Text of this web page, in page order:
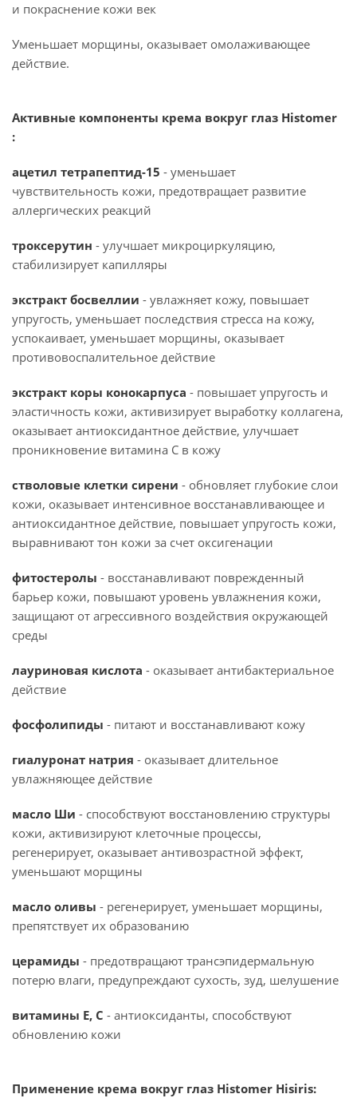
и покраснение кожи век
Уменьшает морщины, оказывает омолаживающее
действие.
Активные компоненты крема вокруг глаз Histomer
:
ацетил тетрапептид-15 - уменьшает
чувствительность кожи, предотвращает развитие
аллергических реакций
троксерутин - улучшает микроциркуляцию,
стабилизирует капилляры
экстракт босвеллии - увлажняет кожу, повышает
упругость, уменьшает последствия стресса на кожу,
успокаивает, уменьшает морщины, оказывает
противовоспалительное действие
экстракт коры конокарпуса - повышает упругость и
эластичность кожи, активизирует выработку коллагена,
оказывает антиоксидантное действие, улучшает
проникновение витамина С в кожу
стволовые клетки сирени - обновляет глубокие слои
кожи, оказывает интенсивное восстанавливающее и
антиоксидантное действие, повышает упругость кожи,
выравнивают тон кожи за счет оксигенации
фитостеролы - восстанавливают поврежденный
барьер кожи, повышают уровень увлажнения кожи,
защищают от агрессивного воздействия окружающей
среды
лауриновая кислота - оказывает антибактериальное
действие
фосфолипиды - питают и восстанавливают кожу
гиалуронат натрия - оказывает длительное
увлажняющее действие
масло Ши - способствуют восстановлению структуры
кожи, активизируют клеточные процессы,
регенерирует, оказывает антивозрастной эффект,
уменьшают морщины
масло оливы - регенерирует, уменьшает морщины,
препятствует их образованию
церамиды - предотвращают трансэпидермальную
потерю влаги, предупреждают сухость, зуд, шелушение
витамины Е, С - антиоксиданты, способствуют
обновлению кожи
Применение крема вокруг глаз Histomer Hisiris: